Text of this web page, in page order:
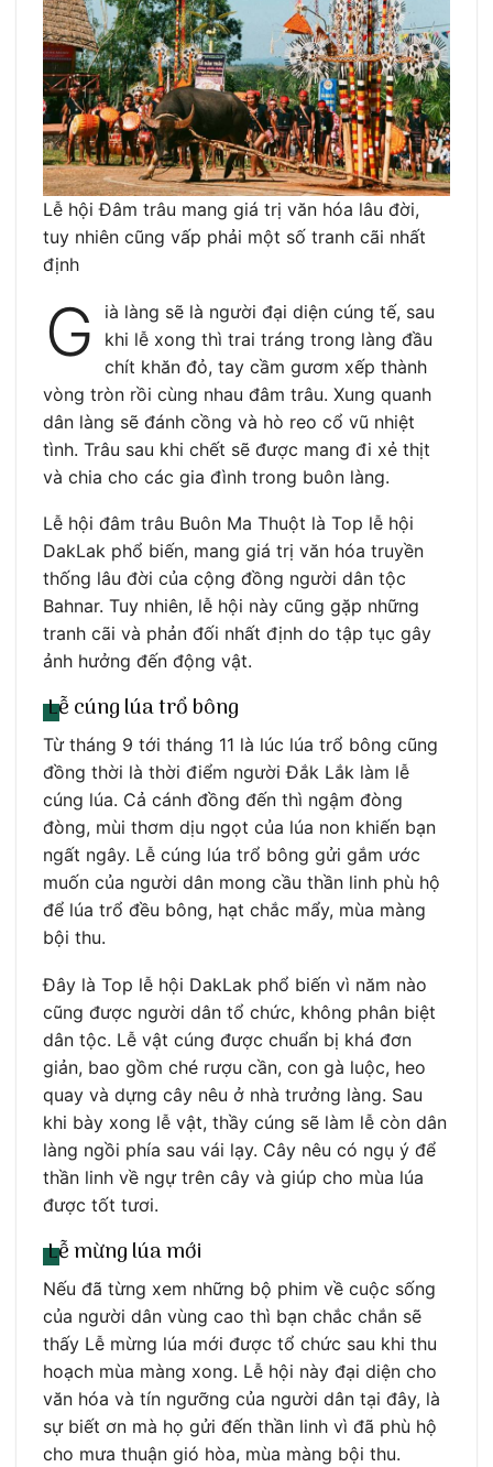
Lễ hội Đâm trâu mang giá trị văn hóa lâu đời,
tuy nhiên cũng vấp phải một số tranh cãi nhất
định
G
ià làng sẽ là người đại diện cúng tế, sau
khi lễ xong thì trai tráng trong làng đầu
chít khăn đỏ, tay cầm gươm xếp thành
vòng tròn rồi cùng nhau đâm trâu. Xung quanh
dân làng sẽ đánh cồng và hò reo cổ vũ nhiệt
tình. Trâu sau khi chết sẽ được mang đi xẻ thịt
và chia cho các gia đình trong buôn làng.
Lễ hội đâm trâu Buôn Ma Thuột là Top lễ hội
DakLak phổ biến, mang giá trị văn hóa truyền
thống lâu đời của cộng đồng người dân tộc
Bahnar. Tuy nhiên, lễ hội này cũng gặp những
tranh cãi và phản đối nhất định do tập tục gây
ảnh hưởng đến động vật.
Lễ cúng lúa trổ bông
Từ tháng 9 tới tháng 11 là lúc lúa trổ bông cũng
đồng thời là thời điểm người Đắk Lắk làm lễ
cúng lúa. Cả cánh đồng đến thì ngậm đòng
đòng, mùi thơm dịu ngọt của lúa non khiến bạn
ngất ngây. Lễ cúng lúa trổ bông gửi gắm ước
muốn của người dân mong cầu thần linh phù hộ
để lúa trổ đều bông, hạt chắc mẩy, mùa màng
bội thu.
Đây là Top lễ hội DakLak phổ biến vì năm nào
cũng được người dân tổ chức, không phân biệt
dân tộc. Lễ vật cúng được chuẩn bị khá đơn
giản, bao gồm ché rượu cần, con gà luộc, heo
quay và dựng cây nêu ở nhà trưởng làng. Sau
khi bày xong lễ vật, thầy cúng sẽ làm lễ còn dân
làng ngồi phía sau vái lạy. Cây nêu có ngụ ý để
thần linh về ngự trên cây và giúp cho mùa lúa
được tốt tươi.
Lễ mừng lúa mới
Nếu đã từng xem những bộ phim về cuộc sống
của người dân vùng cao thì bạn chắc chắn sẽ
thấy Lễ mừng lúa mới được tổ chức sau khi thu
hoạch mùa màng xong. Lễ hội này đại diện cho
văn hóa và tín ngưỡng của người dân tại đây, là
sự biết ơn mà họ gửi đến thần linh vì đã phù hộ
cho mưa thuận gió hòa, mùa màng bội thu.